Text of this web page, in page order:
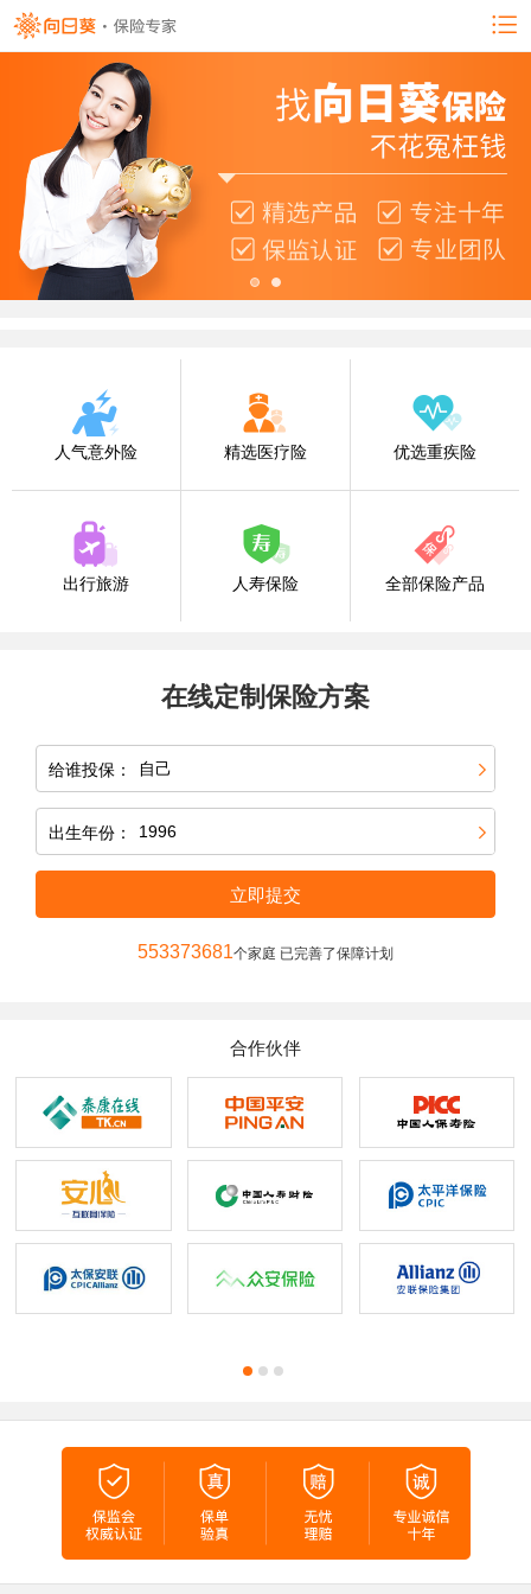
人气意外险 精选医疗险 优选重疾险
出行旅游 人寿保险 全部保险产品
在线定制保险方案
给谁投保：
出生年份：
立即提交
553373681个家庭 已完善了保障计划
合作伙伴